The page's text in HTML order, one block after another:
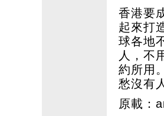
香港要
起來打
球各地
人，不
約所用
愁沒有
原載：